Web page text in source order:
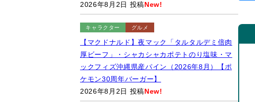
2026年8月2日 投稿New!
キャラクター グルメ
【マクドナルド】夜マック「タルタルデミ倍肉
厚ビーフ」・シャカシャカポテトのり塩味・マ
ックフィズ沖縄県産パイン（2026年8月）【ポ
ケモン30周年バーガー】
2026年8月2日 投稿New!